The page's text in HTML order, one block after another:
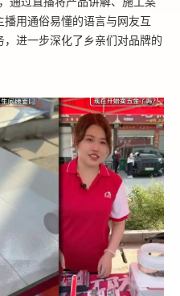
用通俗易懂的语言与网友互
进一步深化了乡亲们对品牌的